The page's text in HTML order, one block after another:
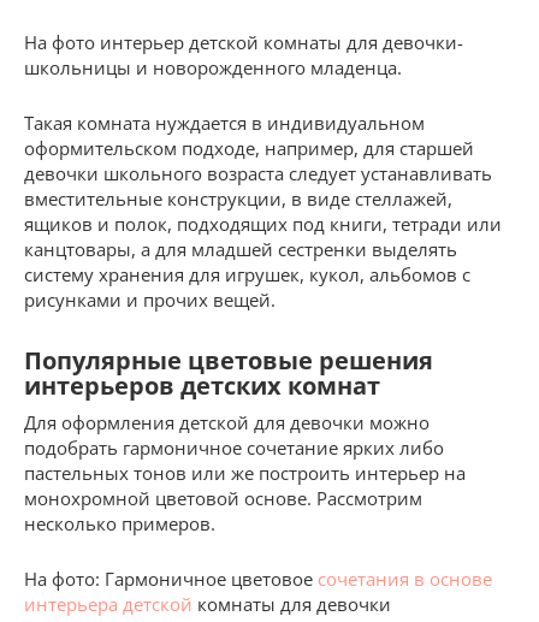
На фото интерьер детской комнаты для девочки-
школьницы и новорожденного младенца.
Такая комната нуждается в индивидуальном
оформительском подходе, например, для старшей
девочки школьного возраста следует устанавливать
вместительные конструкции, в виде стеллажей,
ящиков и полок, подходящих под книги, тетради или
канцтовары, а для младшей сестренки выделять
систему хранения для игрушек, кукол, альбомов с
рисунками и прочих вещей.
Популярные цветовые решения
интерьеров детских комнат
Для оформления детской для девочки можно
подобрать гармоничное сочетание ярких либо
пастельных тонов или же построить интерьер на
монохромной цветовой основе. Рассмотрим
несколько примеров.
На фото: Гармоничное цветовое сочетания в основе
интерьера детской комнаты для девочки